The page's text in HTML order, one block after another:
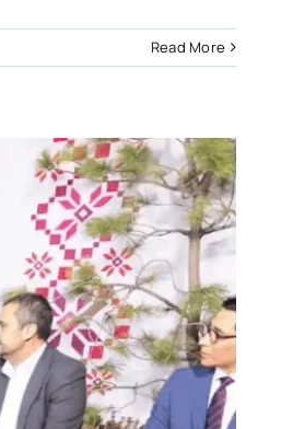
Read More